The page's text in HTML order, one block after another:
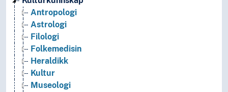
Antropologi
Astrologi
Filologi
Folkemedisin
Heraldikk
Kultur
Museologi